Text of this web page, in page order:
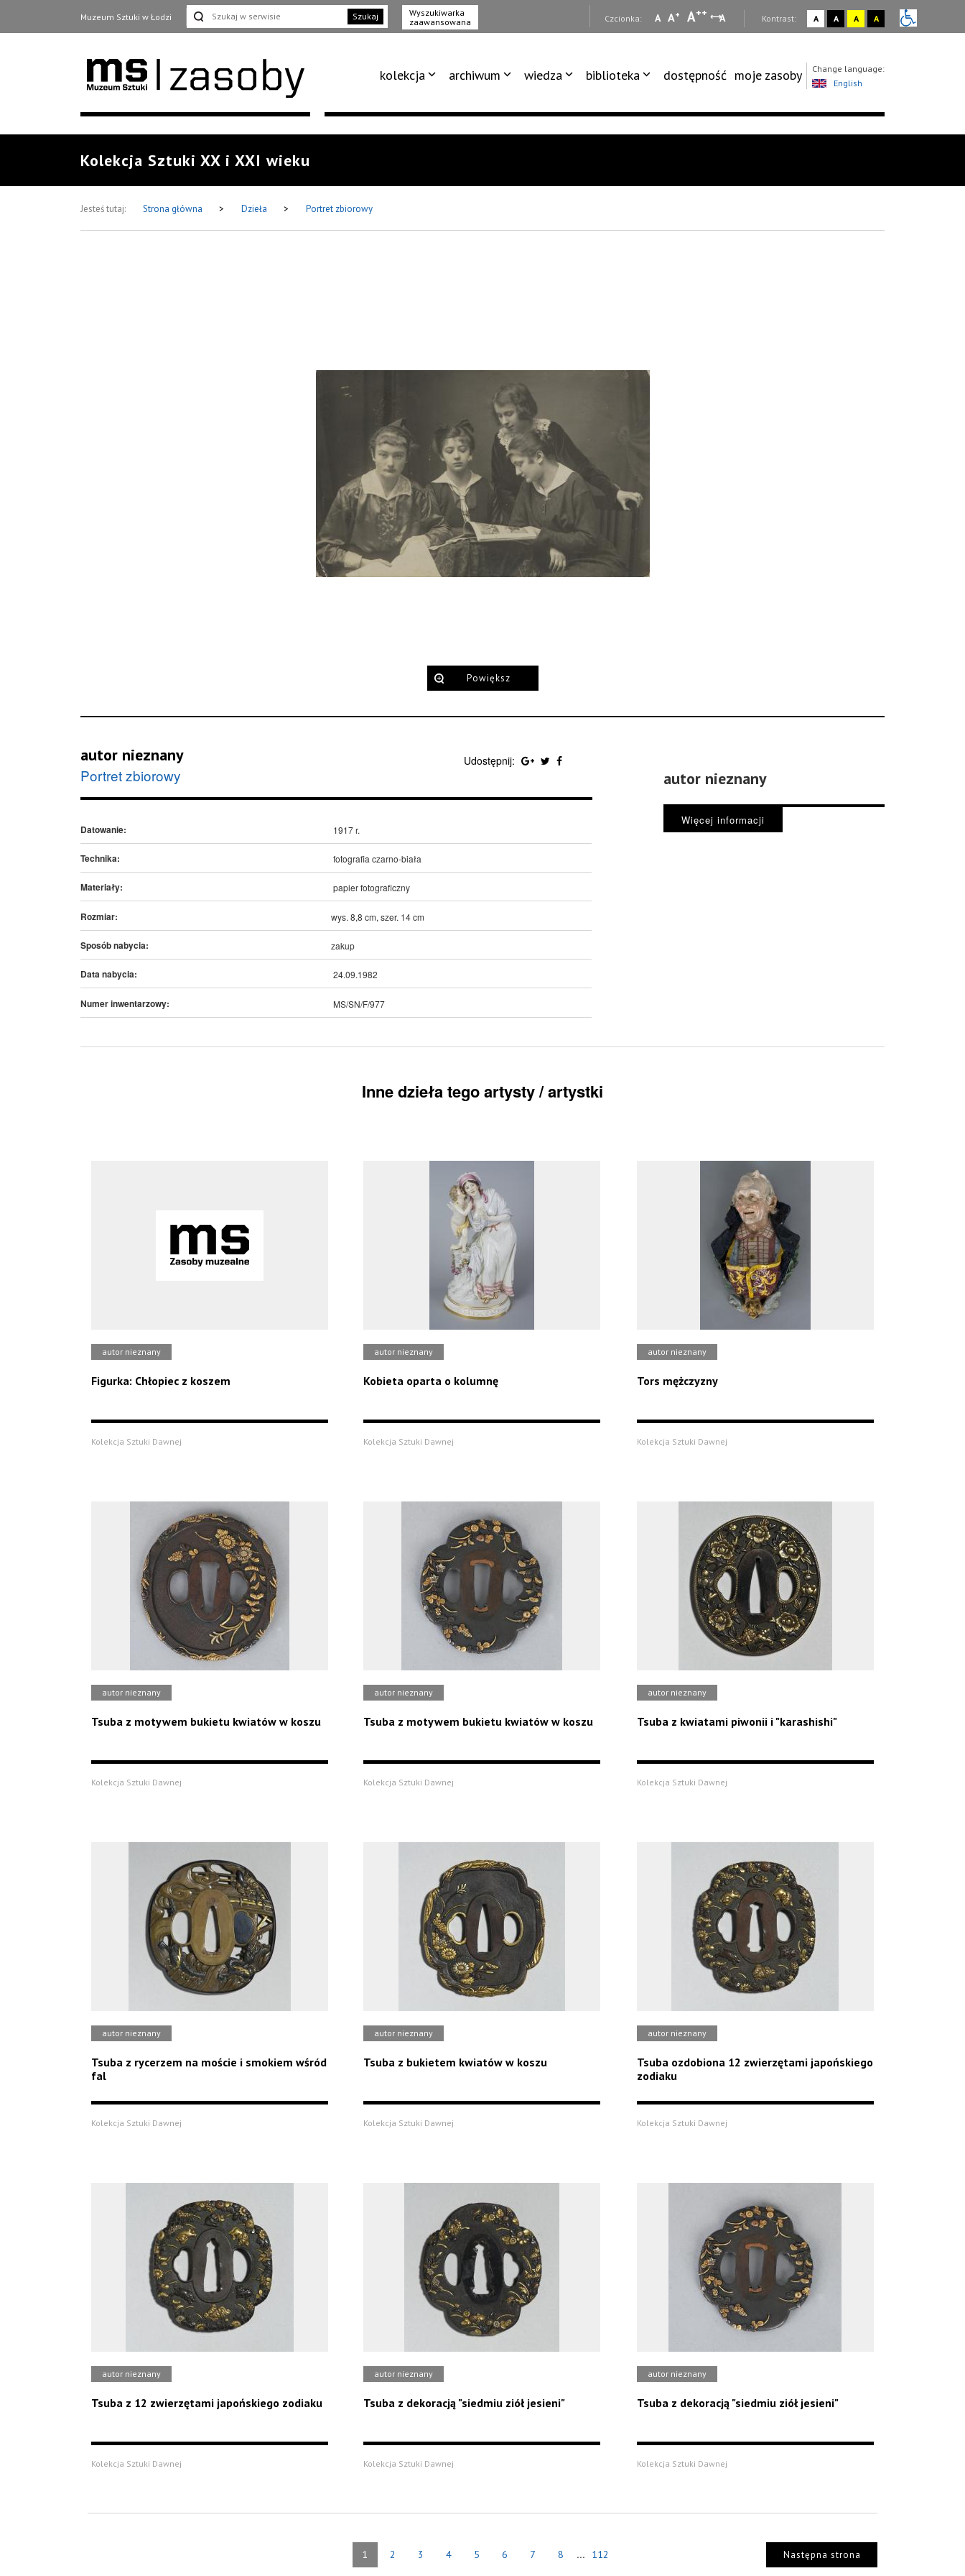
Muzeum Sztuki w Łodzi Szukaj
Wyszukiwarka
zaawansowana
Czcionka: A A+ A++ A Kontrast: A A A A
kolekcja archiwum wiedza biblioteka dostępność moje zasoby
Change language:
English
Kolekcja Sztuki XX i XXI wieku
Jesteś tutaj: Strona główna > Dzieła > Portret zbiorowy
Powiększ
autor nieznany
Portret zbiorowy
Udostępnij:
Datowanie: 1917 r.
Technika: fotografia czarno-biała
Materiały: papier fotograficzny
Rozmiar: wys. 8,8 cm, szer. 14 cm
Sposób nabycia: zakup
Data nabycia: 24.09.1982
Numer inwentarzowy: MS/SN/F/977
autor nieznany
Więcej informacji
Inne dzieła tego artysty / artystki
autor nieznany
Figurka: Chłopiec z koszem
Kolekcja Sztuki Dawnej
autor nieznany
Kobieta oparta o kolumnę
Kolekcja Sztuki Dawnej
autor nieznany
Tors mężczyzny
Kolekcja Sztuki Dawnej
autor nieznany
Tsuba z motywem bukietu kwiatów w koszu
Kolekcja Sztuki Dawnej
autor nieznany
Tsuba z motywem bukietu kwiatów w koszu
Kolekcja Sztuki Dawnej
autor nieznany
Tsuba z kwiatami piwonii i "karashishi"
Kolekcja Sztuki Dawnej
autor nieznany
Tsuba z rycerzem na moście i smokiem wśród
fal
Kolekcja Sztuki Dawnej
autor nieznany
Tsuba z bukietem kwiatów w koszu
Kolekcja Sztuki Dawnej
autor nieznany
Tsuba ozdobiona 12 zwierzętami japońskiego
zodiaku
Kolekcja Sztuki Dawnej
autor nieznany
Tsuba z 12 zwierzętami japońskiego zodiaku
Kolekcja Sztuki Dawnej
autor nieznany
Tsuba z dekoracją "siedmiu ziół jesieni"
Kolekcja Sztuki Dawnej
autor nieznany
Tsuba z dekoracją "siedmiu ziół jesieni"
Kolekcja Sztuki Dawnej
1 2 3 4 5 6 7 8 ... 112 Następna strona